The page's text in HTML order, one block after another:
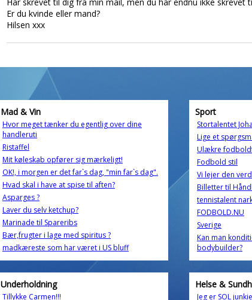
Er du kvinde eller mand?
Hilsen xxx
Mad & Vin
Hvor meget tænker du egentlig over dine
handleruti
Ristaffel
Mit køleskab opfører sig mærkeligt!
OK!, i morgen er det far`s dag, "min far`s dag".
Hvad skal i have at spise til aften?
Asparges ?
Laver du selv ketchup?
Marinade til Spareribs
Bær,frugter i lage med spiritus ?
madkæreste som har været i US bluff
Sport
Stortalentet
Lige et
Ulækre
Fodbold stil
Vi lejer den
Billetter til
tennistalent
FODBOLD.NU
Sverige
Kan man
bodybuilder?
Underholdning
Tillykke Carmen!!!
Helse &
Jeg er SOL junkie